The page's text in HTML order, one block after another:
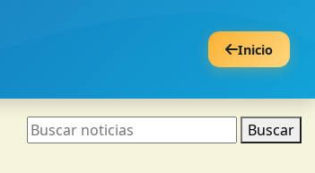
Inicio
Buscar